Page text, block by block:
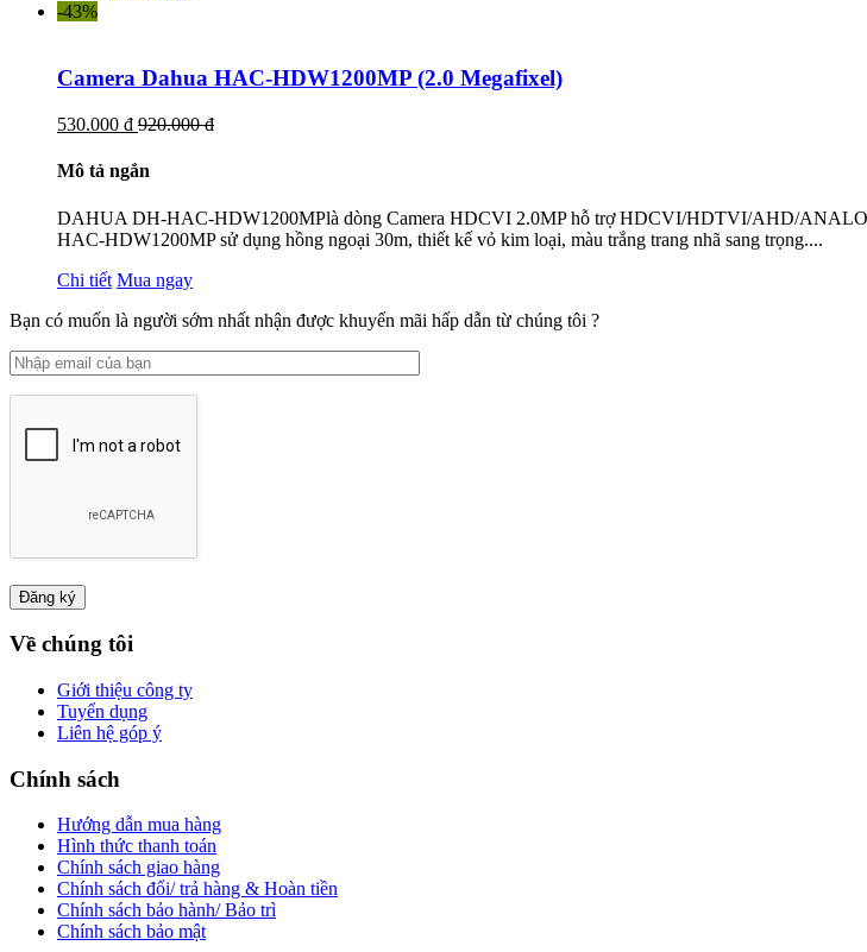
-43%
Camera Dahua HAC-HDW1200MP (2.0 Megafixel)
530.000 đ 920.000 đ
Mô tả ngắn
DAHUA DH-HAC-HDW1200MPlà dòng Camera HDCVI 2.0MP hỗ trợ HDCVI/HDTVI/AHD/
HAC-HDW1200MP sử dụng hồng ngoại 30m, thiết kế vỏ kim loại, màu trắng trang nhã sang trọng....
Chi tiết Mua ngay
Bạn có muốn là người sớm nhất nhận được khuyến mãi hấp dẫn từ chúng tôi ?
Về chúng tôi
Giới thiệu công ty
Tuyển dụng
Liên hệ góp ý
Chính sách
Hướng dẫn mua hàng
Hình thức thanh toán
Chính sách giao hàng
Chính sách đổi/ trả hàng & Hoàn tiền
Chính sách bảo hành/ Bảo trì
Chính sách bảo mật